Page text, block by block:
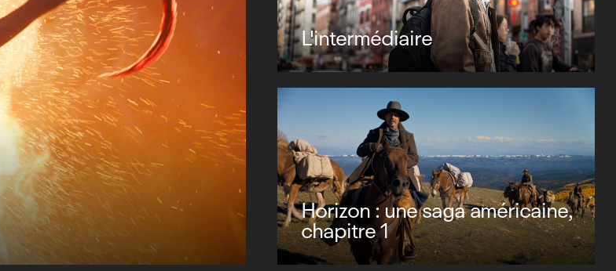
L'intermédiaire
Horizon : une saga américaine,
chapitre 1